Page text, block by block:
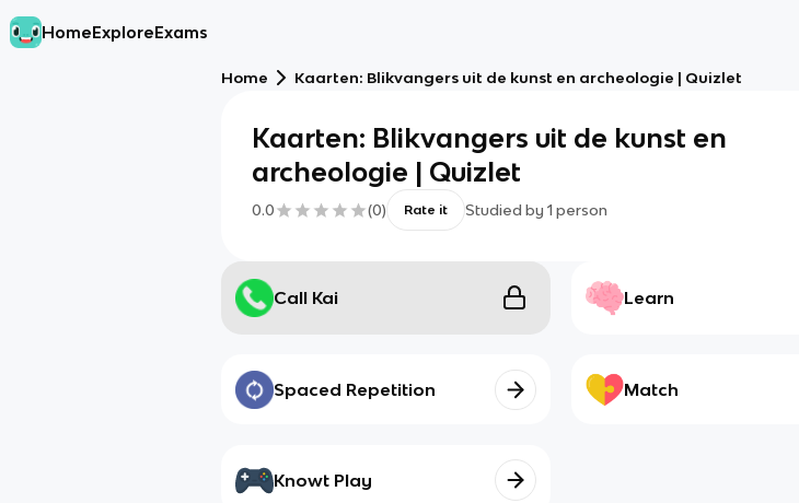
HomeExploreExams
Home Kaarten: Blikvangers uit de kunst en archeologie | Quizlet
Kaarten: Blikvangers uit de kunst en
archeologie | Quizlet
0.0 (0) Rate it Studied by 1 person
Call Kai Learn
Spaced Repetition Match
Knowt Play